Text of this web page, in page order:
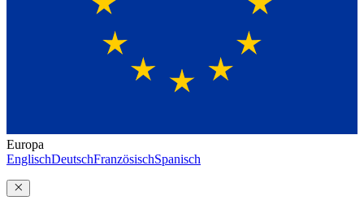
Europa
EnglischDeutschFranzösischSpanisch